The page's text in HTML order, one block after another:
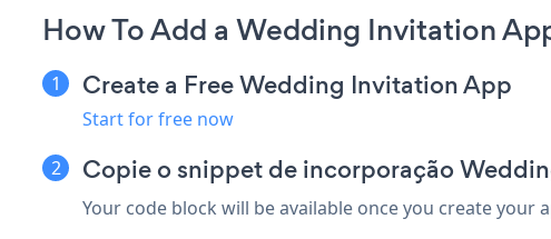
How To Add a Wedding Invitation
Create a Free Wedding Invitation App
Start for free now
Copie o snippet de incorporação
Your code block will be available once you create your